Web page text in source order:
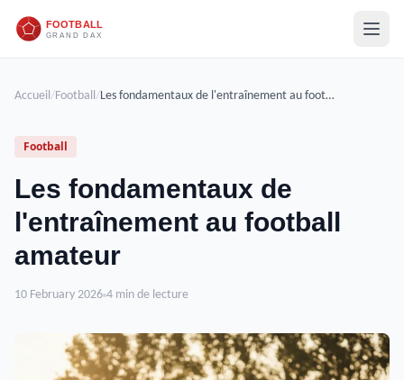
Accueil/Football/ Les fondamentaux de l'entraînement au football amateur
Football
Les fondamentaux de
l'entraînement au football
amateur
10 February 2026 4 min de lecture